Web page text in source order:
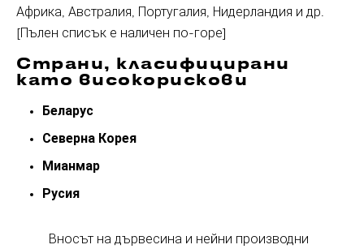
Африка, Австралия, Португалия, Нидерландия и др.
[Пълен списък е наличен по-горе]
Страни, класифицирани
като високорискови
Беларус
Северна Корея
Мианмар
Русия
Вносът на дървесина и нейни производни